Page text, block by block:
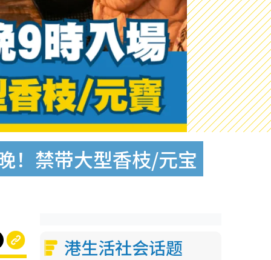
！禁带大型香枝/元宝
港生活社会话题